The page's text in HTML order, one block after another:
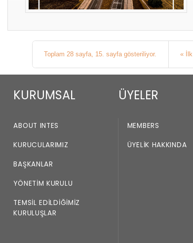
Toplam 28 sayfa, 15. sayfa gösteriliyor. « İlk
KURUMSAL
ABOUT INTES
KURUCULARIMIZ
BAŞKANLAR
YÖNETIM KURULU
TEMSIL EDILDIĞIMIZ
KURULUŞLAR
ÜYELER
MEMBERS
ÜYELIK HAKKINDA